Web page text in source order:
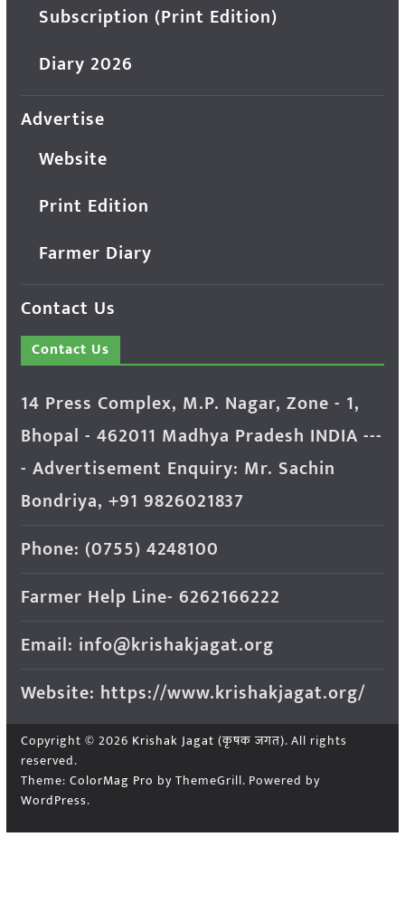
Subscription (Print Edition)
Diary 2026
Advertise
Website
Print Edition
Farmer Diary
Contact Us
Contact Us
14 Press Complex, M.P. Nagar, Zone - 1,
Bhopal - 462011 Madhya Pradesh INDIA ---
- Advertisement Enquiry: Mr. Sachin
Bondriya, +91 9826021837
Phone: (0755) 4248100
Farmer Help Line- 6262166222
Email: info@krishakjagat.org
Website: https://www.krishakjagat.org/
Copyright © 2026 Krishak Jagat (कृषक जगत). All rights
reserved.
Theme: ColorMag Pro by ThemeGrill. Powered by
WordPress.